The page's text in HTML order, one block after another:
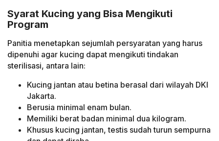
Syarat Kucing yang Bisa Mengikuti
Program
Panitia menetapkan sejumlah persyaratan yang harus
dipenuhi agar kucing dapat mengikuti tindakan
sterilisasi, antara lain:
Kucing jantan atau betina berasal dari wilayah DKI
Jakarta.
Berusia minimal enam bulan.
Memiliki berat badan minimal dua kilogram.
Khusus kucing jantan, testis sudah turun sempurna